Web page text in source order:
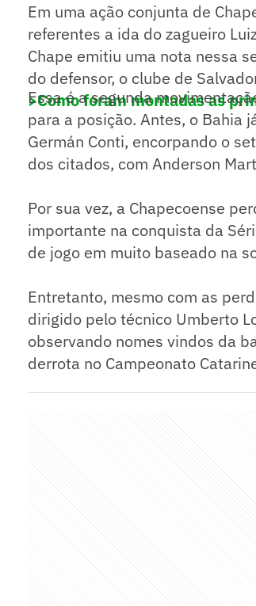
Em uma ação conjunta de
referentes a ida do zagueiro
Chape emitiu uma nota nessa
do defensor, o clube de
>Como foram montadas as
Essa é a segunda
para a posição. Antes, o Bahia
Germán Conti, encorpando o
dos citados, com Anderson
Por sua vez, a Chapecoense
importante na conquista da
de jogo em muito baseado na
Entretanto, mesmo com as
dirigido pelo técnico Umberto
observando nomes vindos da
derrota no Campeonato